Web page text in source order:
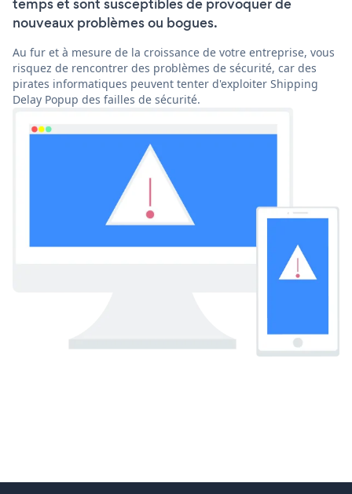
temps et sont susceptibles de provoquer de
nouveaux problèmes ou bogues.
Au fur et à mesure de la croissance de votre entreprise, vous
risquez de rencontrer des problèmes de sécurité, car des
pirates informatiques peuvent tenter d'exploiter Shipping
Delay Popup des failles de sécurité.